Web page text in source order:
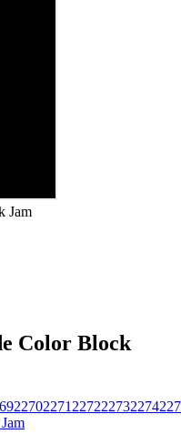
Jam
Color Block
22702271 227222732274